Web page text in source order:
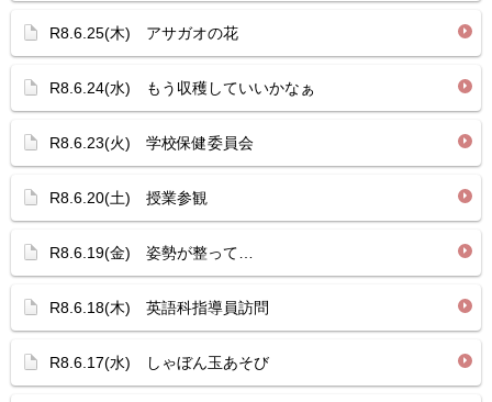
R8.6.25(木) アサガオの花
R8.6.24(水) もう収穫していいかなぁ
R8.6.23(火) 学校保健委員会
R8.6.20(土) 授業参観
R8.6.19(金) 姿勢が整って…
R8.6.18(木) 英語科指導員訪問
R8.6.17(水) しゃぼん玉あそび